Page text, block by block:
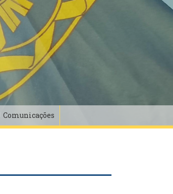
Comunicações